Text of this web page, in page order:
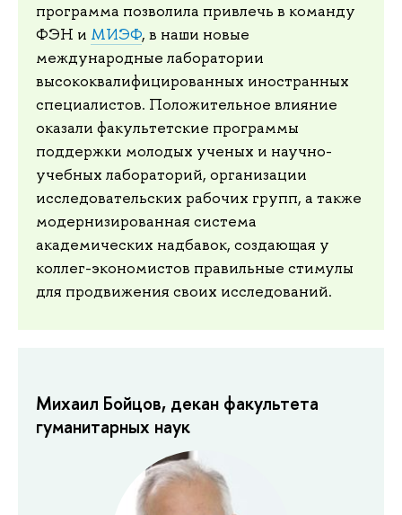
программа позволила привлечь в команду
ФЭН и МИЭФ, в наши новые
международные лаборатории
высококвалифицированных иностранных
специалистов. Положительное влияние
оказали факультетские программы
поддержки молодых ученых и научно-
учебных лабораторий, организации
исследовательских рабочих групп, а также
модернизированная система
академических надбавок, создающая у
коллег-экономистов правильные стимулы
для продвижения своих исследований.
Михаил Бойцов, декан факультета
гуманитарных наук